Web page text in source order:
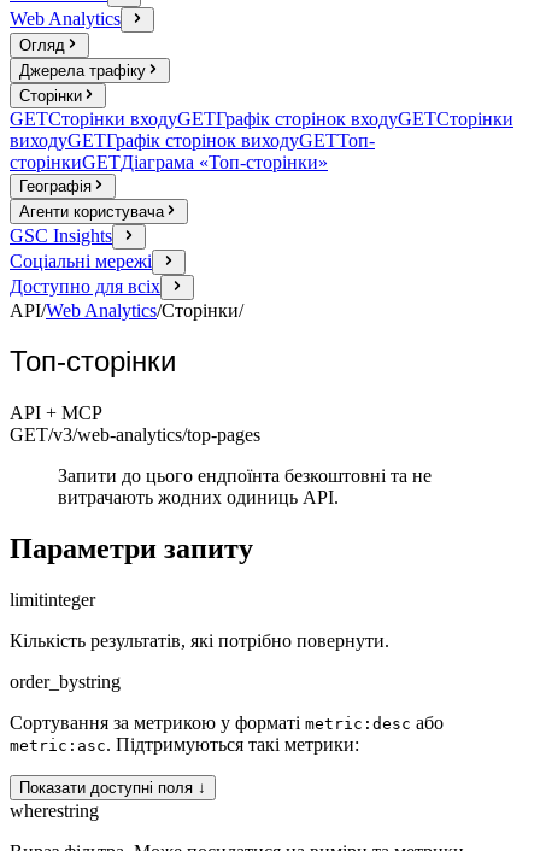
Web Analytics
Огляд
Джерела трафіку
Сторінки
GETСторінки входуGETГрафік сторінок входуGETСторінки
виходуGETГрафік сторінок виходуGETТоп-
сторінкиGETДіаграма «Топ-сторінки»
Географія
Агенти користувача
GSC Insights
Соціальні мережі
Доступно для всіх
API/Web Analytics/Сторінки/
Топ-сторінки
API + MCP
GET/v3/web-analytics/top-pages
Запити до цього ендпоїнта безкоштовні та не
витрачають жодних одиниць API.
Параметри запиту
limitinteger
Кількість результатів, які потрібно повернути.
order_bystring
Сортування за метрикою у форматі metric:desc або
metric:asc. Підтримуються такі метрики:
Показати доступні поля ↓
wherestring